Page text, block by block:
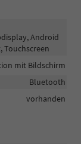
Android
Touchscreen
mit Bildschirm
Bluetooth
vorhanden